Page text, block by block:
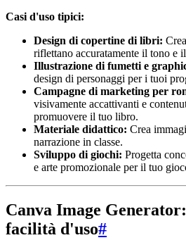
Casi d'uso tipici:
Design di copertine di libri:
riflettano accuratamente il tono e
Illustrazione di fumetti e
design di personaggi per i tuoi
Campagne di marketing per
visivamente accattivanti e
promuovere il tuo libro.
Materiale didattico: Crea
narrazione in classe.
Sviluppo di giochi: Progetta
e arte promozionale per il tuo
Canva Image
facilità d'uso#